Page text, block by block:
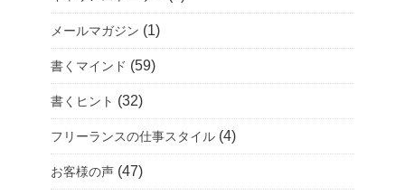
メールマガジン (1)
書くマインド (59)
書くヒント (32)
フリーランスの仕事スタイル (4)
お客様の声 (47)